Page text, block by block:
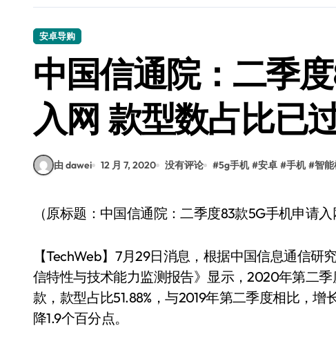
Galaxy Z Flip6：折叠时尚，一瞬惊艳
S25 Ultra颜值炸裂！定制主题潮翻全场
安卓导购
中国信通院：二季
入网 款型数占比已
由 dawei 12 月 7, 2020 没有评论 #5g手机 #安卓 #手机 #智能
（原标题：中国信通院：二季度83款5G手机申请
【TechWeb】7月29日消息，根据中国信息通信
信特性与技术能力监测报告》显示，2020年第二
款，款型占比51.88%，与2019年第二季度相比，
降1.9个百分点。